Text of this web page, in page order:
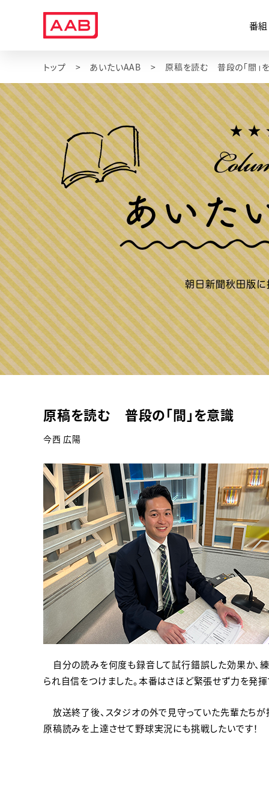
番組
トップ あいたいAAB 原稿を読む 普段の「間」
原稿を読む 普段の「間」を意識
今西 広陽
自分の読みを何度も録音して試行錯誤した効果か、
られ自信をつけました。本番はさほど緊張せず力を発揮
放送終了後、スタジオの外で見守っていた先輩たちが
原稿読みを上達させて野球実況にも挑戦したいです！